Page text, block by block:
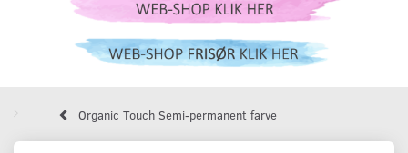
Organic Touch Semi-permanent farve